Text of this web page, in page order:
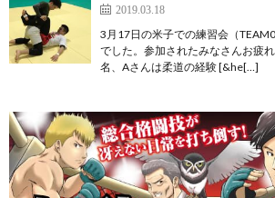
2019.03.18
3月17日の米子での練習会（
でした。参加されたみなさんお疲
名、Aさんは柔道の経験 [&he[…]